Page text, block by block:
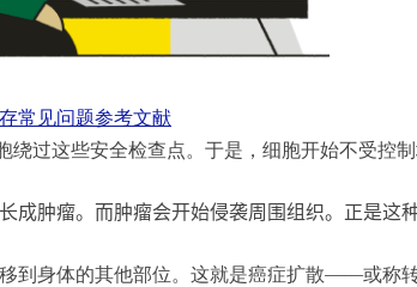
常见问题参考文献
过这些安全检查点。于是，细胞开始不受控制
成肿瘤。而肿瘤会开始侵袭周围组织。正是这
到身体的其他部位。这就是癌症扩散——或